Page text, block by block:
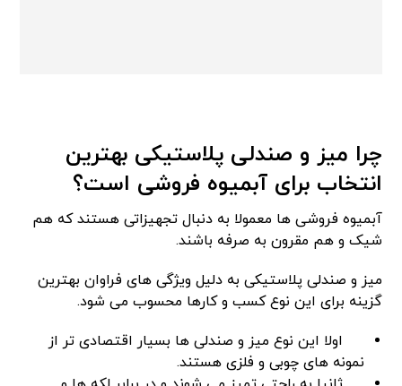
چرا میز و صندلی پلاستیکی بهترین
انتخاب برای آبمیوه فروشی است؟
آبمیوه فروشی ها معمولا به دنبال تجهیزاتی هستند که هم
شیک و هم مقرون به صرفه باشند.
میز و صندلی پلاستیکی به دلیل ویژگی های فراوان بهترین
گزینه برای این نوع کسب و کارها محسوب می شود.
اولا این نوع میز و صندلی ها بسیار اقتصادی تر از
نمونه های چوبی و فلزی هستند.